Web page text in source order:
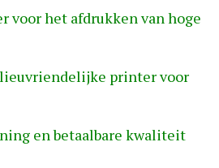
voor het afdrukken van hoge
printer voor
en betaalbare kwaliteit